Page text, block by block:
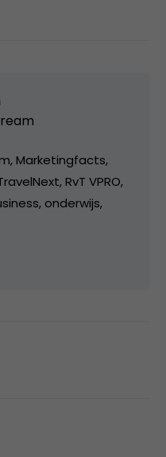
Marketingfacts,
RvT VPRO,
onderwijs,